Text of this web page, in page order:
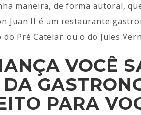
maneira, de forma autoral,
Juan II é um restaurante
Pré Catelan ou o do Jules
VOCÊ
PARA